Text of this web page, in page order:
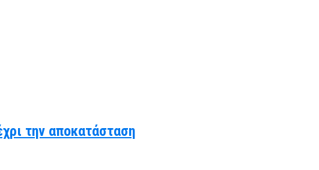
την αποκατάσταση